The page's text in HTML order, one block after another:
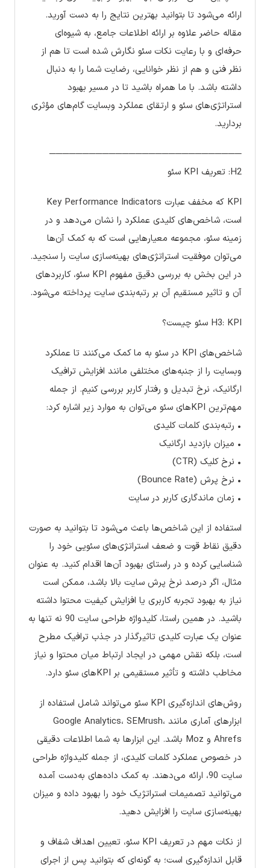
ارائه می‌شود تا بتوانید بهترین نتایج را به دست آورید.
مقاله حاضر علاوه بر ارائه اطلاعات جامع، به شیوه‌ای
حرفه‌ای و با رعایت نکات سئو نگارش شده است تا هم از
نظر فنی و هم از نظر خوانایی، رضایت شما را به دنبال
داشته باشد. با ما همراه باشید تا در مسیر بهبود
استراتژی‌های سئو و ارتقای عملکرد وبسایت گام‌های مؤثری
بردارید.
─────────────────────────────
H2: تعریف KPI سئو
KPI که مخفف عبارت Key Performance Indicators
است، شاخص‌های کلیدی عملکرد را نشان می‌دهد و در
زمینه سئو، مجموعه معیارهایی است که به کمک آن‌ها
می‌توان موفقیت استراتژی‌های بهینه‌سازی سایت را سنجید.
در این بخش به بررسی دقیق مفهوم KPI سئو، کاربردهای
آن و تاثیر مستقیم آن بر رتبه‌بندی سایت پرداخته می‌شود.
H3: KPI سئو چیست؟
شاخص‌های KPI در سئو به ما کمک می‌کنند تا عملکرد
وبسایت را از جنبه‌های مختلفی مانند افزایش ترافیک
ارگانیک، نرخ تبدیل و رفتار کاربر بررسی کنیم. از جمله
مهم‌ترین KPIهای سئو می‌توان به موارد زیر اشاره کرد:
• رتبه‌بندی کلمات کلیدی
• میزان بازدید ارگانیک
• نرخ کلیک (CTR)
• نرخ پرش (Bounce Rate)
• زمان ماندگاری کاربر در سایت
استفاده از این شاخص‌ها باعث می‌شود تا بتوانید به صورت
دقیق نقاط قوت و ضعف استراتژی‌های سئویی خود را
شناسایی کرده و در راستای بهبود آن‌ها اقدام کنید. به عنوان
مثال، اگر درصد نرخ پرش سایت بالا باشد، ممکن است
نیاز به بهبود تجربه کاربری یا افزایش کیفیت محتوا داشته
باشید. در همین راستا، کلیدواژه طراحی سایت 90 نه تنها به
عنوان یک عبارت کلیدی تاثیرگذار در جذب ترافیک مطرح
است، بلکه نقش مهمی در ایجاد ارتباط میان محتوا و نیاز
مخاطب داشته و تأثیر مستقیمی بر KPIهای سئو دارد.
روش‌های اندازه‌گیری KPI سئو می‌تواند شامل استفاده از
ابزارهای آماری مانند Google Analytics، SEMrush،
Ahrefs و Moz باشد. این ابزارها به شما اطلاعات دقیقی
در خصوص عملکرد کلمات کلیدی، از جمله کلیدواژه طراحی
سایت 90، ارائه می‌دهند. به کمک داده‌های به‌دست آمده
می‌توانید تصمیمات استراتژیک خود را بهبود داده و میزان
بهینه‌سازی سایت را افزایش دهید.
از نکات مهم در تعریف KPI سئو، تعیین اهداف شفاف و
قابل اندازه‌گیری است؛ به گونه‌ای که بتوانید پس از اجرای